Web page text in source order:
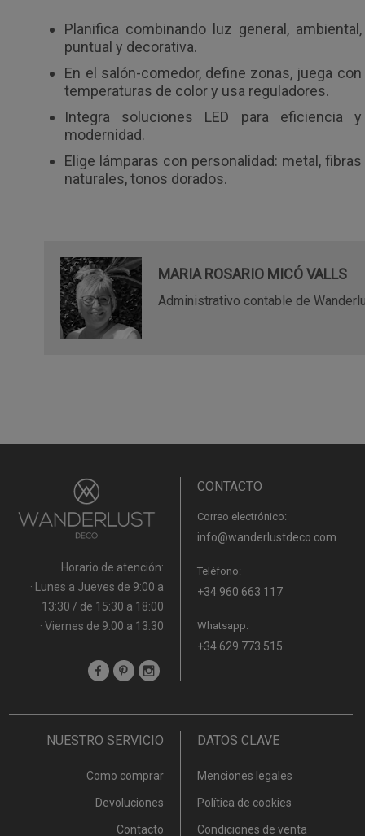
Planifica combinando luz general, ambiental,
puntual y decorativa.
En el salón-comedor, define zonas, juega con
temperaturas de color y usa reguladores.
Integra soluciones LED para eficiencia y
modernidad.
Elige lámparas con personalidad: metal, fibras
naturales, tonos dorados.
MARIA ROSARIO MICÓ VALLS
Administrativo contable de
Horario de atención:
· Lunes a Jueves de 9:00 a
13:30 / de 15:30 a 18:00
· Viernes de 9:00 a 13:30
CONTACTO
Correo electrónico:
info@wanderlustdeco.com
Teléfono:
+34 960 663 117
Whatsapp:
+34 629 773 515
NUESTRO SERVICIO
Como comprar
Devoluciones
Contacto
DATOS CLAVE
Menciones legales
Política de cookies
Condiciones de venta